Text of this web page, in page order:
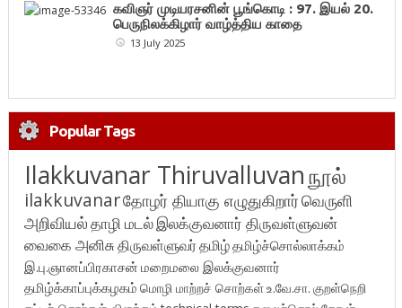
கவிஞர் முடியரசனின் பூங்கொடி : 97. இயல் 20.
பெருநிலக்கிழார் வாழ்த்திய காதை
13 July 2025
Popular Tags
Ilakkuvanar Thiruvalluvanநூல்
ilakkuvanarதோழர் தியாகு எழுதுகிறார்வெருளி
அறிவியல்தாழி மடல்இலக்குவனார் திருவள்ளுவன்
வைகை அனிசுதிருவள்ளுவர்தமிழ்தமிழ்ச்சொல்லாக்கம்
இ.பு.ஞானப்பிரகாசன் மறைமலை இலக்குவனார்
தமிழ்க்காப்புக்கழகம் மொழி மாற்றச் சொற்கள்உ.வே.சா. குறள்நெறி